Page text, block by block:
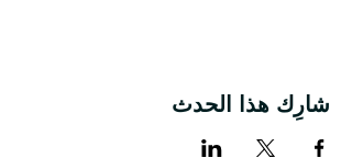
شارِك هذا الحدث